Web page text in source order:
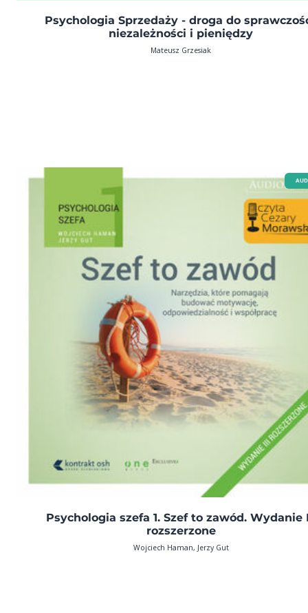
Psychologia Sprzedaży - droga do
niezależności i pieniędzy
Mateusz Grzesiak
Psychologia szefa 1. Szef to zawód. Wydanie
rozszerzone
Wojciech Haman, Jerzy Gut